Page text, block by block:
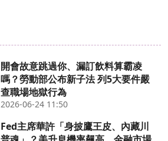
開會故意跳過你、漏訂飲料算霸凌
嗎？勞動部公布新子法 列5大要件嚴
查職場地獄行為
2026-06-24 11:50
Fed主席華許「身披鷹王皮、內藏川